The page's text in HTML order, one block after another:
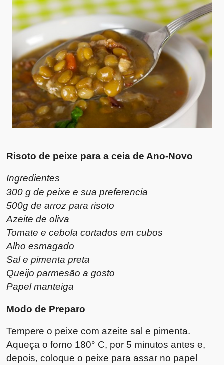
Risoto de peixe para a ceia de Ano-Novo
Ingredientes
300 g de peixe e sua preferencia
500g de arroz para risoto
Azeite de oliva
Tomate e cebola cortados em cubos
Alho esmagado
Sal e pimenta preta
Queijo parmesão a gosto
Papel manteiga
Modo de Preparo
Tempere o peixe com azeite sal e pimenta.
Aqueça o forno 180° C, por 5 minutos antes e,
depois, coloque o peixe para assar no papel